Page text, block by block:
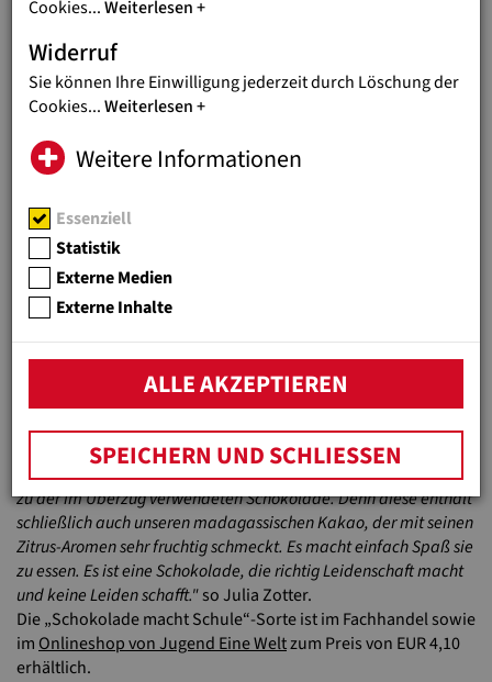
© Zotter
Previous
Es ist eine Schokolade, die richtig Leidenschaft
macht und keine Leiden schafft.
Genießen und helfen
Facettenreich wie das Land Madagaskar ist auch der
Geschmack der Sorte SchokoBanane."Die Bananen im Kern,
auf Madagaskar ein tägliches Nahrungsmittel, passen perfekt
zu der im Überzug verwendeten Schokolade. Denn diese enthält
schließlich auch unseren madagassischen Kakao, der mit seinen
Zitrus-Aromen sehr fruchtig schmeckt. Es macht einfach Spaß sie
zu essen. Es ist eine Schokolade, die richtig Leidenschaft macht
und keine Leiden schafft."so Julia Zotter.
Die „Schokolade macht Schule“-Sorte ist im Fachhandel sowie
im Onlineshop von Jugend Eine Weltzum Preis von EUR 4,10
erhältlich.
Cookies...Weiterlesen
Widerruf
Sie können Ihre Einwilligung jederzeit durch Löschung der
Cookies...Weiterlesen
Weitere Informationen
Essenziell
Statistik
Externe Medien
Externe Inhalte
ALLE AKZEPTIEREN
SPEICHERN UND SCHLIESSEN